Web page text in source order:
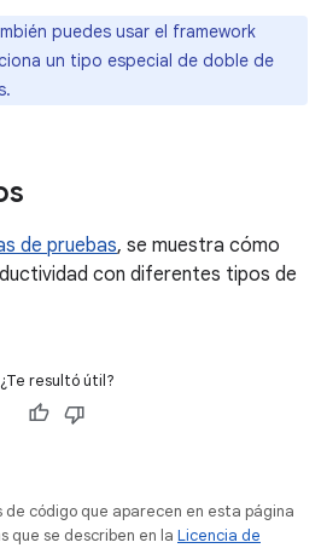
puedes usar el framework
un tipo especial de doble de
de pruebas, se muestra cómo
con diferentes tipos de
¿Te resultó útil?
de código que aparecen en esta página
que se describen en la Licencia de